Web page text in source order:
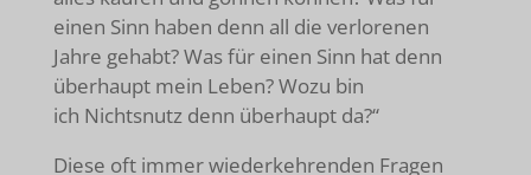
einen Sinn haben denn all die verlorenen
Jahre gehabt? Was für einen Sinn hat denn
überhaupt mein Leben? Wozu bin
ich Nichtsnutz denn überhaupt da?“
Diese oft immer wiederkehrenden Fragen